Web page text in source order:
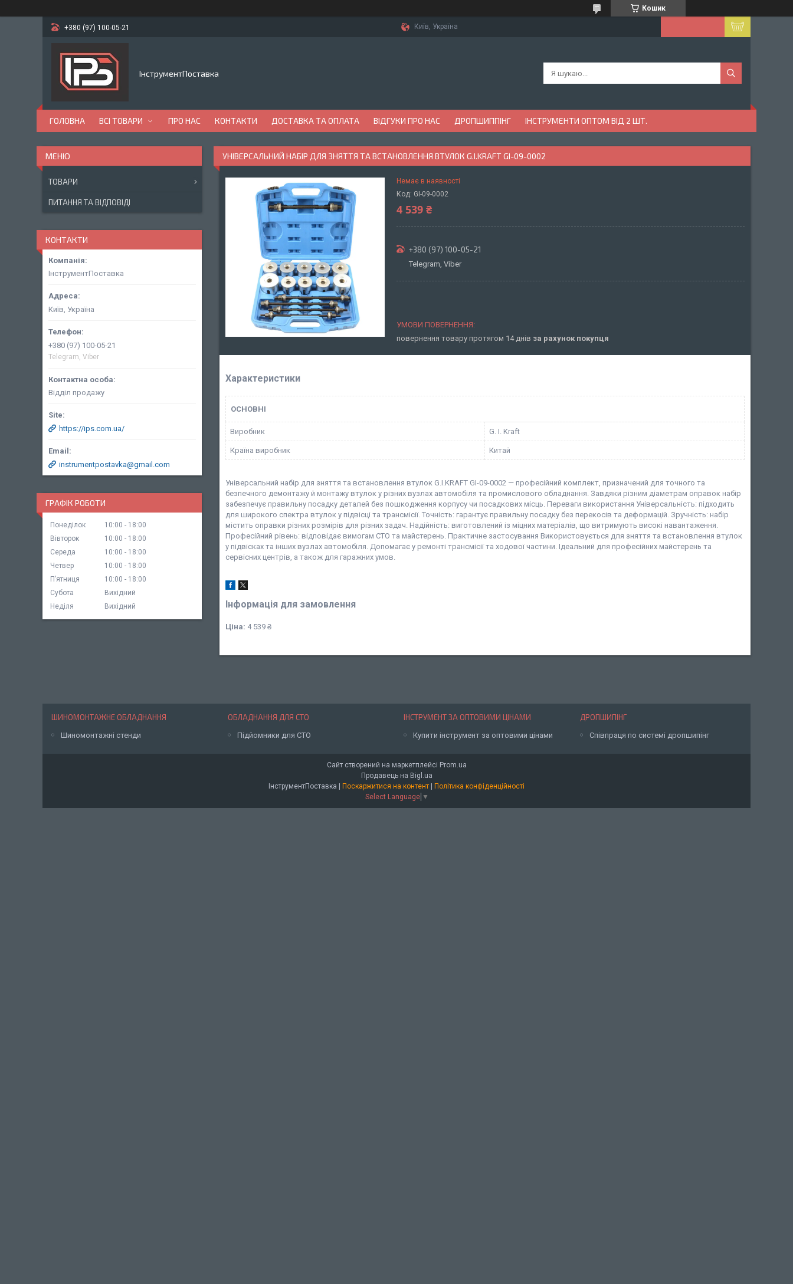
Кошик
+380 (97) 100-05-21 Київ, Україна
ІнструментПоставка
ГОЛОВНА ВСІ ТОВАРИ ПРО НАС КОНТАКТИ ДОСТАВКА ТА ОПЛАТА ВІДГУКИ ПРО НАС ДРОПШИППІНГ ІНСТРУМЕНТИ ОПТОМ ВІД 2 ШТ.
УНІВЕРСАЛЬНИЙ НАБІР ДЛЯ ЗНЯТТЯ ТА ВСТАНОВЛЕННЯ ВТУЛОК G.I.KRAFT GI-09-0002
Немає в наявності
Код: GI-09-0002
4 539 ₴
+380 (97) 100-05-21
Telegram, Viber
повернення товару протягом 14 днів за рахунок покупця
Характеристики
ОСНОВНІ
Виробник G. I. Kraft
Країна виробник Китай
Універсальний набір для зняття та встановлення втулок G.I.KRAFT GI-09-0002 — професійний комплект, призначений для точного та
безпечного демонтажу й монтажу втулок у різних вузлах автомобіля та промислового обладнання. Завдяки різним діаметрам оправок набір
забезпечує правильну посадку деталей без пошкодження корпусу чи посадкових місць. Переваги використання Універсальність: підходить
для широкого спектра втулок у підвісці та трансмісії. Точність: гарантує правильну посадку без перекосів та деформацій. Зручність: набір
містить оправки різних розмірів для різних задач. Надійність: виготовлений із міцних матеріалів, що витримують високі навантаження.
Професійний рівень: відповідає вимогам СТО та майстерень. Практичне застосування Використовується для зняття та встановлення втулок
у підвісках та інших вузлах автомобіля. Допомагає у ремонті трансмісії та ходової частини. Ідеальний для професійних майстерень та
сервісних центрів, а також для гаражних умов.
Інформація для замовлення
Ціна: 4 539 ₴
ТОВАРИ
ПИТАННЯ ТА ВІДПОВІДІ
КОНТАКТИ
ІнструментПоставка
Київ, Україна
+380 (97) 100-05-21
Telegram, Viber
Відділ продажу
https://ips.com.ua/
instrumentpostavka@gmail.com
ГРАФІК РОБОТИ
Понеділок 10:00
18:00
Вівторок
10:00
18:00
Середа
10:00
18:00
Четвер
10:00
18:00
Пʼятниця
10:00
18:00
Субота
Вихідний
Неділя
Вихідний
ШИНОМОНТАЖНЕ ОБЛАДНАННЯ
Шиномонтажні стенди
ОБЛАДНАННЯ ДЛЯ СТО
Підйомники для СТО
ІНСТРУМЕНТ ЗА ОПТОВИМИ ЦІНАМИ
Купити інструмент за оптовими цінами
ДРОПШИПІНГ
Співпраця по системі дропшипінг
Сайт створений на маркетплейсі Prom.ua
Продавець на Bigl.ua
ІнструментПоставка | Поскаржитися на контент | Політика конфіденційності
Select Language ▼